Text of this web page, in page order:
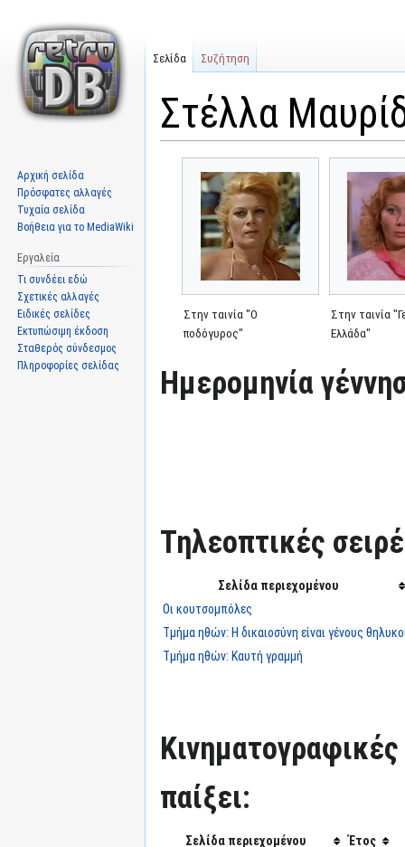
Στέλλα
πλοήγηση
αναζήτηση
Στην ταινία "Ο
ποδόγυρος"
Στην ταινία
Ελλάδα"
Ημερομηνία
Τηλεοπτικές
Σελίδα περιεχομένου
Οι κουτσομπόλες
Τμήμα ηθών: Η δικαιοσύνη είναι γένους
Τμήμα ηθών: Καυτή γραμμή
Κινηματογραφικές
παίξει:
Σελίδα περιεχομένου
Έτος
Σελίδα Συζήτηση
Αρχική σελίδα
Πρόσφατες αλλαγές
Τυχαία σελίδα
Βοήθεια για το MediaWiki
Εργαλεία
Τι συνδέει εδώ
Σχετικές αλλαγές
Ειδικές σελίδες
Εκτυπώσιμη έκδοση
Σταθερός σύνδεσμος
Πληροφορίες σελίδας